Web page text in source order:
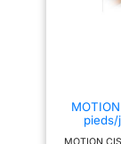
pieds/
MOTION